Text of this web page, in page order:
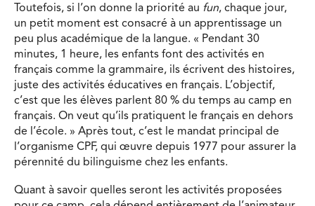
Toutefois, si l’on donne la priorité au fun, chaque jour,
un petit moment est consacré à un apprentissage un
peu plus académique de la langue. « Pendant 30
minutes, 1 heure, les enfants font des activités en
français comme la grammaire, ils écrivent des histoires,
juste des activités éducatives en français. L’objectif,
c’est que les élèves parlent 80 % du temps au camp en
français. On veut qu’ils pratiquent le français en dehors
de l’école. » Après tout, c’est le mandat principal de
l’organisme CPF, qui œuvre depuis 1977 pour assurer la
pérennité du bilinguisme chez les enfants.
Quant à savoir quelles seront les activités proposées